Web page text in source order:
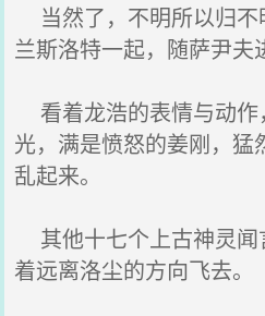
当然了，不明所以归不
兰斯洛特一起，随萨尹夫
看着龙浩的表情与动作
光，满是愤怒的姜刚，
乱起来。
其他十七个上古神灵闻
着远离洛尘的方向飞去。